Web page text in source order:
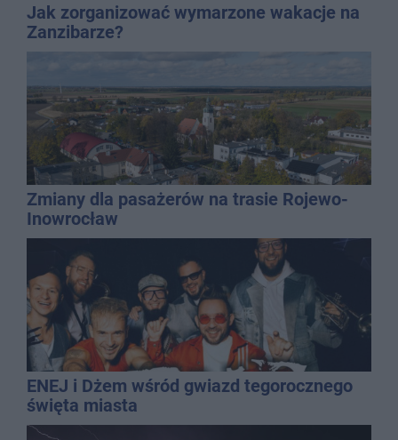
Jak zorganizować wymarzone wakacje na
Zanzibarze?
Zmiany dla pasażerów na trasie Rojewo-
Inowrocław
ENEJ i Dżem wśród gwiazd tegorocznego
święta miasta